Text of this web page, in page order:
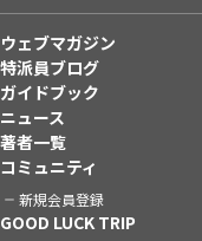
ウェブマガジン
特派員ブログ
ガイドブック
ニュース
著者一覧
コミュニティ
新規会員登録
GOOD LUCK TRIP